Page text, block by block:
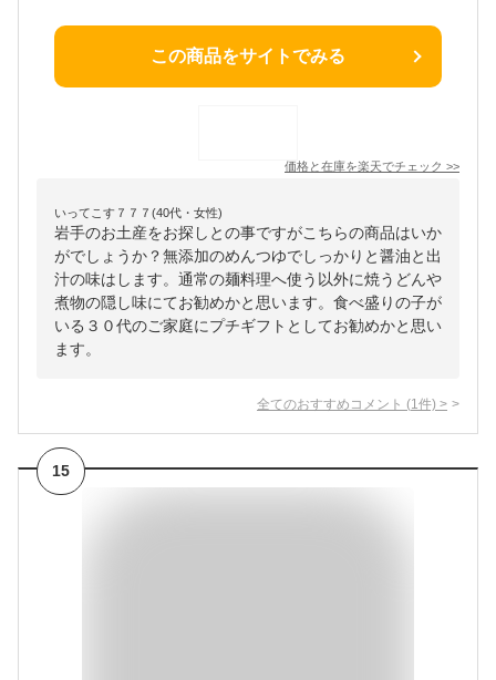
この商品をサイトでみる
価格と在庫を楽天でチェック >>
いってこす７７７(40代・女性)
岩手のお土産をお探しとの事ですがこちらの商品はいか
がでしょうか？無添加のめんつゆでしっかりと醤油と出
汁の味はします。通常の麺料理へ使う以外に焼うどんや
煮物の隠し味にてお勧めかと思います。食べ盛りの子が
いる３０代のご家庭にプチギフトとしてお勧めかと思い
ます。
全てのおすすめコメント (1 件) >
15